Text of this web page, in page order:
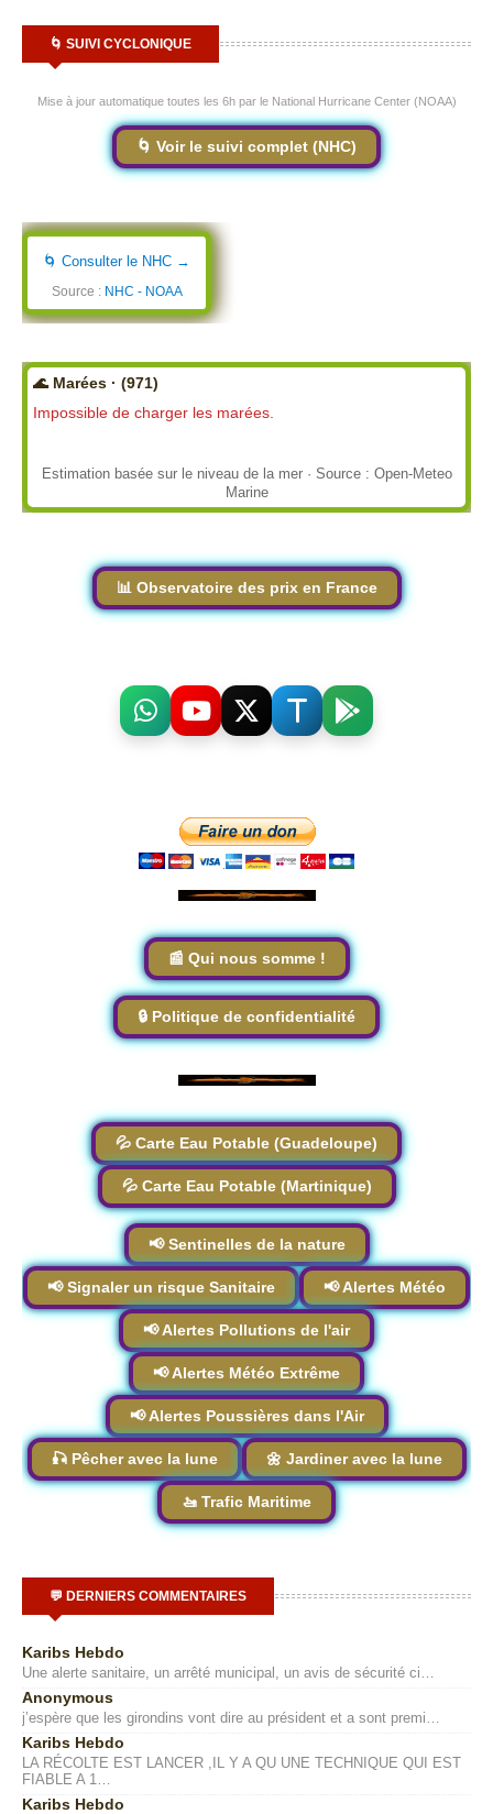
🌀 SUIVI CYCLONIQUE
Mise à jour automatique toutes les 6h par le National Hurricane Center (NOAA)
🌀 Voir le suivi complet (NHC)
🌀 Consulter le NHC →
Source : NHC - NOAA
🌊 Marées · (971)
Impossible de charger les marées.
Estimation basée sur le niveau de la mer · Source : Open-Meteo
Marine
📊 Observatoire des prix en France
📰 Qui nous somme !
🔒 Politique de confidentialité
💦 Carte Eau Potable (Guadeloupe)
💦 Carte Eau Potable (Martinique)
📢 Sentinelles de la nature
📢 Signaler un risque Sanitaire 📢 Alertes Météo
📢 Alertes Pollutions de l'air
📢 Alertes Météo Extrême
📢 Alertes Poussières dans l'Air
🎣 Pêcher avec la lune 🌼 Jardiner avec la lune
🚤 Trafic Maritime
💬 DERNIERS COMMENTAIRES
Karibs Hebdo
Une alerte sanitaire, un arrêté municipal, un avis de sécurité ci…
Anonymous
j’espère que les girondins vont dire au président et a sont premi…
Karibs Hebdo
LA RÉCOLTE EST LANCER ,IL Y A QU UNE TECHNIQUE QUI EST
FIABLE A 1…
Karibs Hebdo